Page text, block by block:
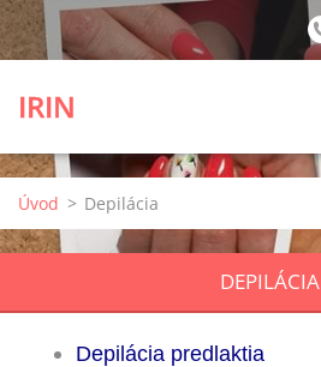
IRIN
Úvod > Depilácia
DEPILÁCIA
Depilácia predlaktia